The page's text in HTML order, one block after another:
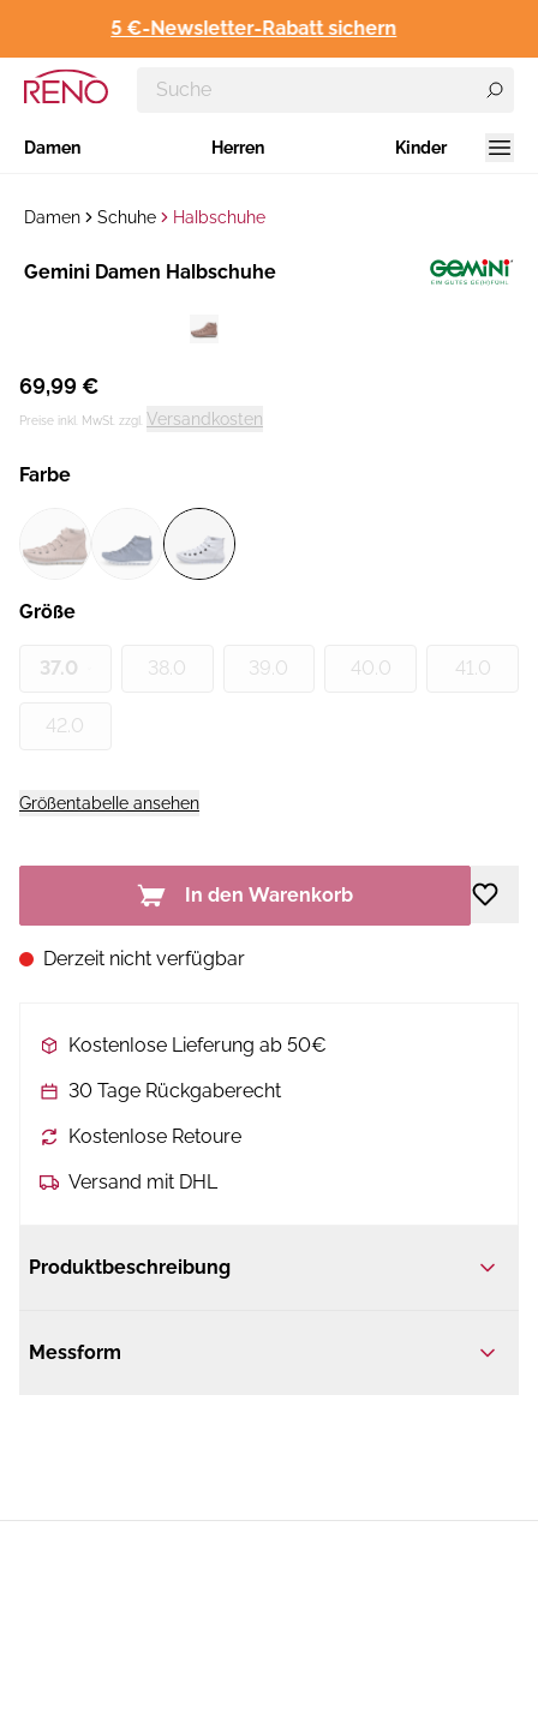
5 €-Newsletter-Rabatt sichern
Damen Herren Kinder
Damen Schuhe Halbschuhe
Hersteller:
Gemini Damen Halbschuhe
69,99 €
Preise inkl. MwSt. zzgl. Versandkosten
Farbe
Größe
37.0 38.0 39.0 40.0 41.0
42.0
Größentabelle ansehen
In den Warenkorb
Derzeit nicht verfügbar
Kostenlose Lieferung ab 50€
30 Tage Rückgaberecht
Kostenlose Retoure
Versand mit DHL
Produktbeschreibung
Messform